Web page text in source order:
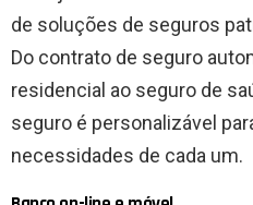
de soluções de seguros
Do contrato de seguro
residencial ao seguro de
seguro é personalizável
necessidades de cada um.